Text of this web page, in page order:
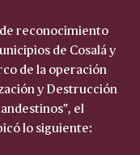
reconocimiento
de Cosalá y
de la operación
y Destrucción
el
lo siguiente: